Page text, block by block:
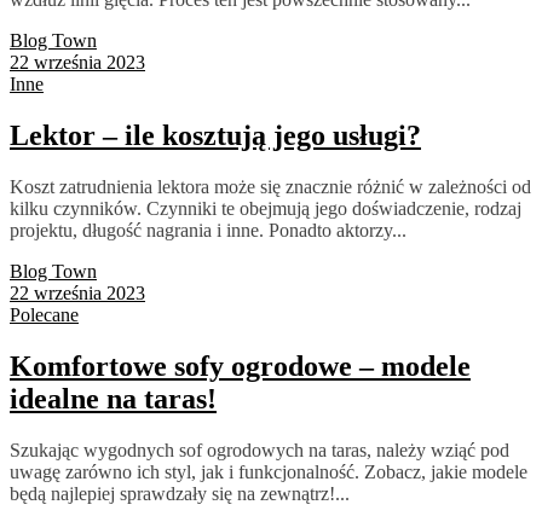
Blog Town
22 września 2023
Inne
Lektor – ile kosztują jego usługi?
Koszt zatrudnienia lektora może się znacznie różnić w zależności od
kilku czynników. Czynniki te obejmują jego doświadczenie, rodzaj
projektu, długość nagrania i inne. Ponadto aktorzy...
Blog Town
22 września 2023
Polecane
Komfortowe sofy ogrodowe – modele
idealne na taras!
Szukając wygodnych sof ogrodowych na taras, należy wziąć pod
uwagę zarówno ich styl, jak i funkcjonalność. Zobacz, jakie modele
będą najlepiej sprawdzały się na zewnątrz!...